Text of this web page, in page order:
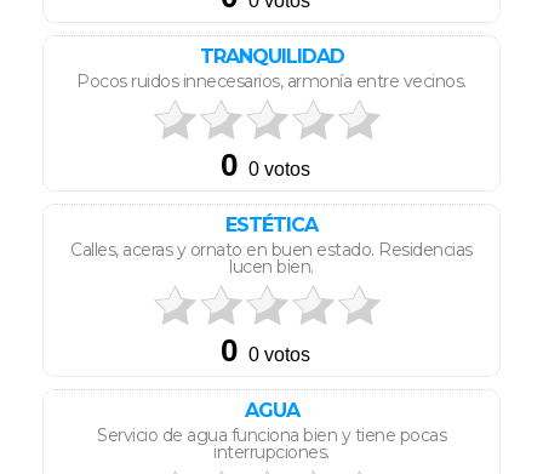
TRANQUILIDAD
Pocos ruidos innecesarios, armonía entre vecinos.
ESTÉTICA
Calles, aceras y ornato en buen estado. Residencias
lucen bien.
AGUA
Servicio de agua funciona bien y tiene pocas
interrupciones.